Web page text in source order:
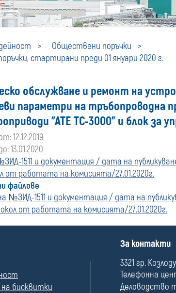
Обществени поръчки
стартирани преди 01 януари 2020 г.
обслужване и ремонт на
параметри на тръбопроводна
"АТЕ ТС-3000" и блок за
12.12.2019
13.01.2020
1511 и документация / дата на публикуване
от работата на комисията/27.01.2020г.
файлове
№ЗИД-1511 и документация / дата на
от работата на комисията/27.01.2020г.
бисквитки
П
л
е
За контакти
3321 гр.
Телефонна
Деловодство